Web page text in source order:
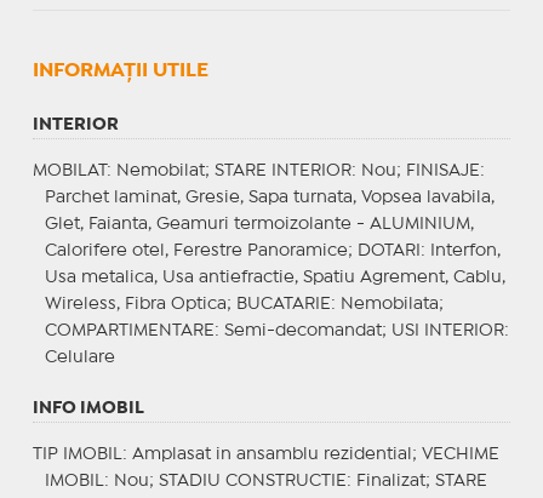
INFORMAŢII UTILE
INTERIOR
MOBILAT : Nemobilat; STARE INTERIOR: Nou; FINISAJE :
Parchet laminat, Gresie, Sapa turnata, Vopsea lavabila,
Glet, Faianta, Geamuri termoizolante - ALUMINIUM,
Calorifere otel, Ferestre Panoramice;
DOTARI : Interfon,
Usa metalica, Usa antiefractie, Spatiu Agrement, Cablu,
Wireless, Fibra Optica; BUCATARIE : Nemobilata;
COMPARTIMENTARE : Semi-decomandat; USI INTERIOR:
Celulare
INFO IMOBIL
TIP IMOBIL : Amplasat in ansamblu rezidential; VECHIME
IMOBIL : Nou; STADIU CONSTRUCTIE : Finalizat; STARE